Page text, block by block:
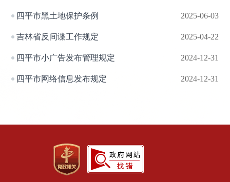
四平市黑土地保护条例 2025-06-03
吉林省反间谍工作规定 2025-04-22
四平市小广告发布管理规定 2024-12-31
四平市网络信息发布规定 2024-12-31